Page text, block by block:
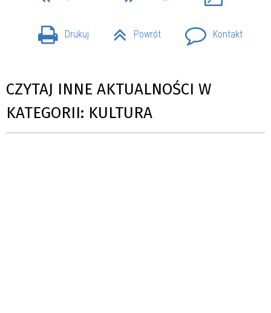
Drukuj Powrót Kontakt
CZYTAJ INNE AKTUALNOŚCI W
KATEGORII: KULTURA